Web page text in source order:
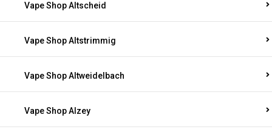
Vape Shop Altscheid
Vape Shop Altstrimmig
Vape Shop Altweidelbach
Vape Shop Alzey